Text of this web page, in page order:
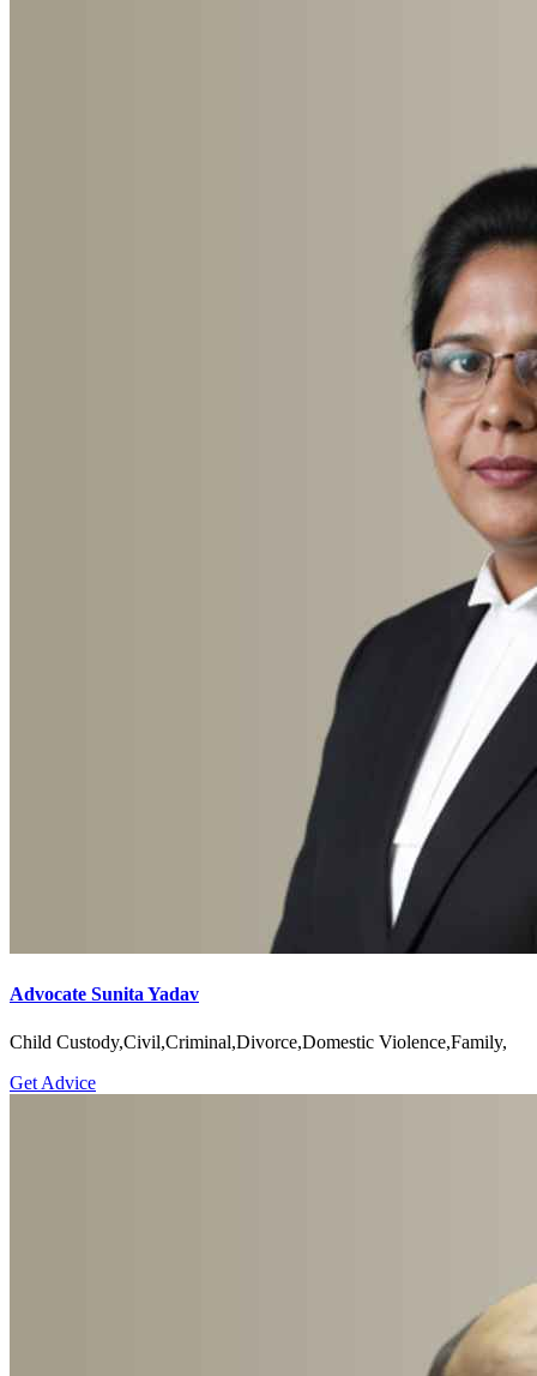
Advocate Sunita Yadav
Child Custody,Civil,Criminal,Divorce,Domestic Violence,Family,
Get Advice